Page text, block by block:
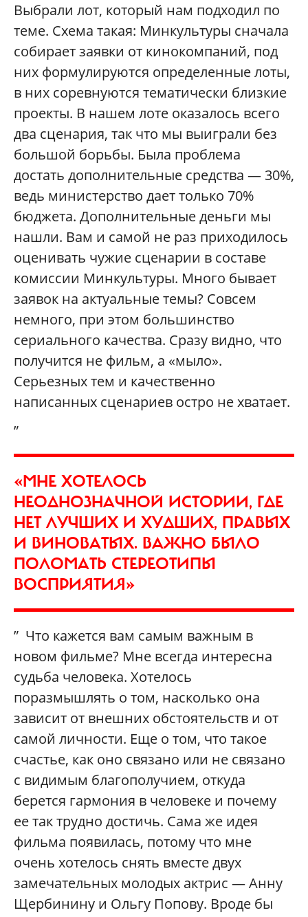
Выбрали лот, который нам подходил по
теме. Схема такая: Минкультуры сначала
собирает заявки от кинокомпаний, под
них формулируются определенные лоты,
в них соревнуются тематически близкие
проекты. В нашем лоте оказалось всего
два сценария, так что мы выиграли без
большой борьбы. Была проблема
достать дополнительные средства — 30%,
ведь министерство дает только 70%
бюджета. Дополнительные деньги мы
нашли. Вам и самой не раз приходилось
оценивать чужие сценарии в составе
комиссии Минкультуры. Много бывает
заявок на актуальные темы? Совсем
немного, при этом большинство
сериального качества. Сразу видно, что
получится не фильм, а «мыло».
Серьезных тем и качественно
написанных сценариев остро не хватает.
„
«МНЕ ХОТЕЛОСЬ
НЕОДНОЗНАЧНОЙ ИСТОРИИ, ГДЕ
НЕТ ЛУЧШИХ И ХУДШИХ, ПРАВЫХ
И ВИНОВАТЫХ. ВАЖНО БЫЛО
ПОЛОМАТЬ СТЕРЕОТИПЫ
ВОСПРИЯТИЯ»
” Что кажется вам самым важным в
новом фильме? Мне всегда интересна
судьба человека. Хотелось
поразмышлять о том, насколько она
зависит от внешних обстоятельств и от
самой личности. Еще о том, что такое
счастье, как оно связано или не связано
с видимым благополучием, откуда
берется гармония в человеке и почему
ее так трудно достичь. Сама же идея
фильма появилась, потому что мне
очень хотелось снять вместе двух
замечательных молодых актрис — Анну
Щербинину и Ольгу Попову. Вроде бы